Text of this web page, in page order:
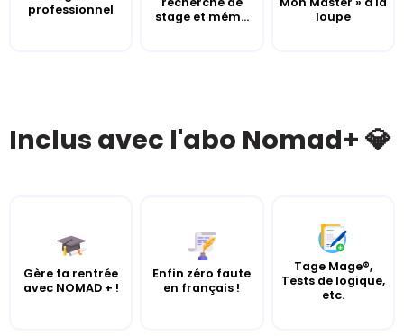
professionnel
stage et mém...
loupe
Inclus avec l'abo Nomad+ 💎
Gère ta rentrée
avec NOMAD + !
Enfin zéro faute
en français !
Tage Mage®,
Tests de logique,
etc.